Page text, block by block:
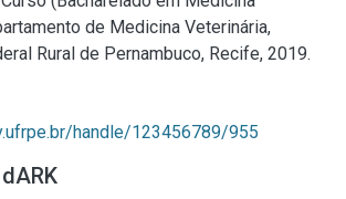
de Medicina Veterinária,
Rural de Pernambuco, Recife, 2019.
handle/123456789/955